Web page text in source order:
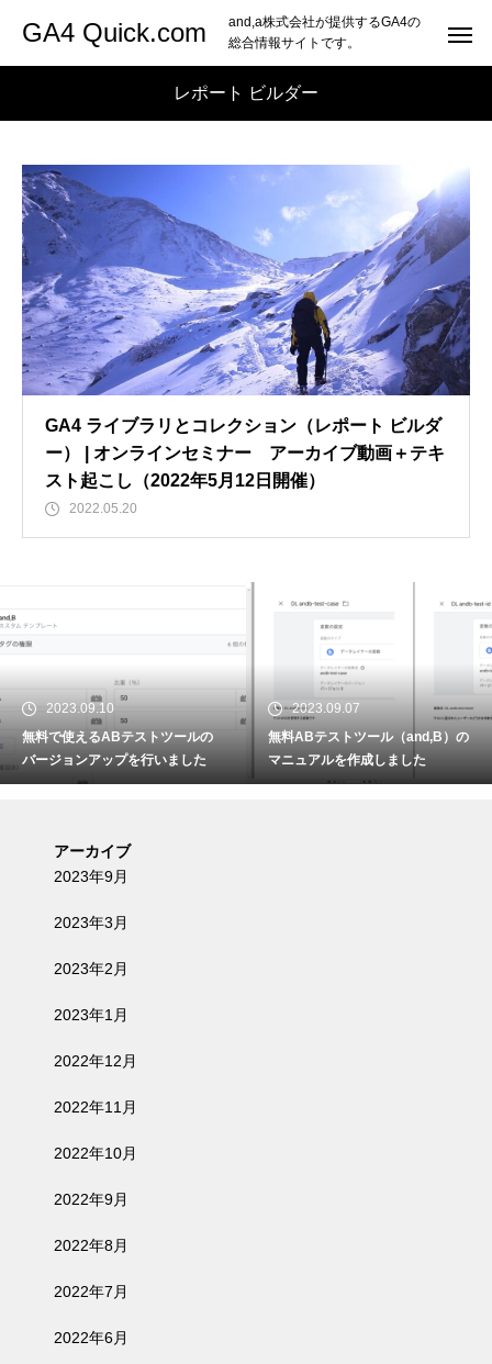
GA4 Quick.com
and,a株式会社が提供するGA4の
総合情報サイトです。
レポート ビルダー
GA4 ライブラリとコレクション（レポート ビルダ
ー） | オンラインセミナー アーカイブ動画＋テキ
スト起こし（2022年5月12日開催）
2022.05.20
2023.09.10
無料で使えるABテストツールの
バージョンアップを行いました
2023.09.07
無料ABテストツール（and,B）の
マニュアルを作成しました
アーカイブ
2023年9月
2023年3月
2023年2月
2023年1月
2022年12月
2022年11月
2022年10月
2022年9月
2022年8月
2022年7月
2022年6月